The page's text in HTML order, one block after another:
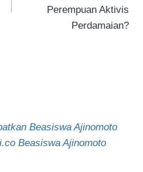
Perempuan Aktivis
Perdamaian?
Beasiswa Ajinomoto
Beasiswa Ajinomoto